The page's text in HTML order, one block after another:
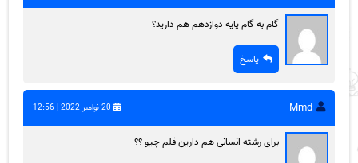
گام به گام پایه دوازدهم هم دارید؟
پاسخ
Mmd 20 نوامبر 2022 | 12:56
برای رشته انسانی هم دارین قلم چیو ؟؟